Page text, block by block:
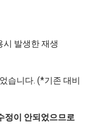
시 발생한 재생
습니다. (*기존 대비
정이 안되었으므로